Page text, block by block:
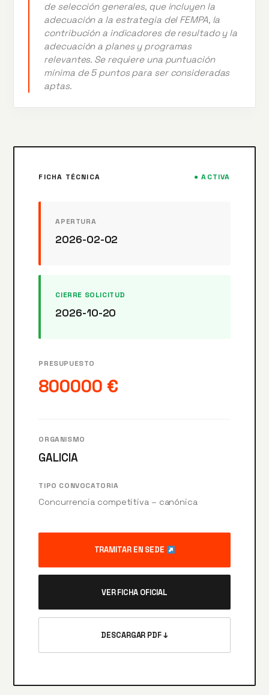
de selección generales, que incluyen la
adecuación a la estrategia del FEMPA, la
contribución a indicadores de resultado y la
adecuación a planes y programas
relevantes. Se requiere una puntuación
mínima de 5 puntos para ser consideradas
aptas.
FICHA TÉCNICA ● ACTIVA
APERTURA
2026-02-02
CIERRE SOLICITUD
2026-10-20
PRESUPUESTO
800000 €
ORGANISMO
GALICIA
TIPO CONVOCATORIA
Concurrencia competitiva – canónica
TRAMITAR EN SEDE
VER FICHA OFICIAL
DESCARGAR PDF ↓